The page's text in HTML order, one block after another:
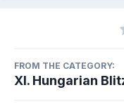
FROM THE CATEGORY:
XI. Hungarian